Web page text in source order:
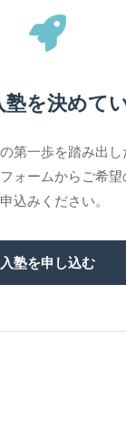
塾を決めて
第一歩を踏み出し
ォームからご希
込みください。
入塾を申し込む